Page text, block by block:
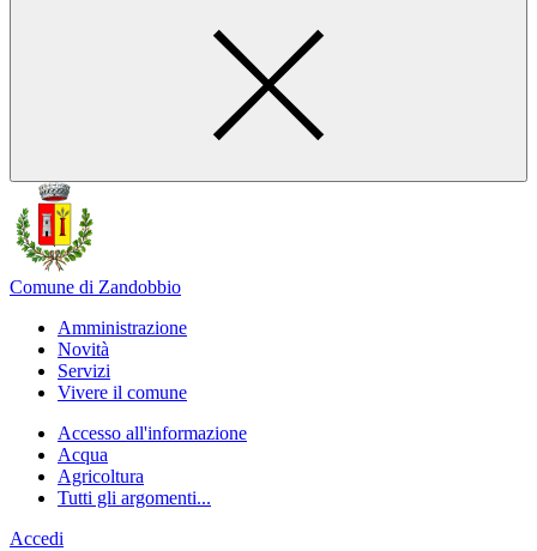
Comune di Zandobbio
Amministrazione
Novità
Servizi
Vivere il comune
Accesso all'informazione
Acqua
Agricoltura
Tutti gli argomenti...
Accedi